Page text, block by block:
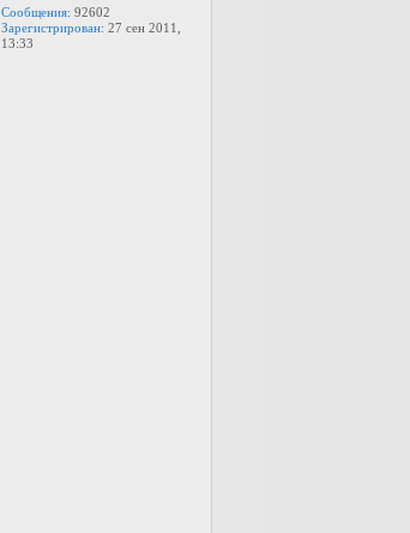
Сообщения: 92602
Зарегистрирован: 27 сен 2011,
13:33